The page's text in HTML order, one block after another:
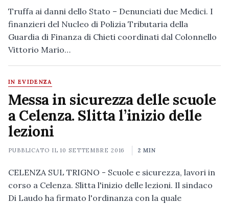
Truffa ai danni dello Stato – Denunciati due Medici. I
finanzieri del Nucleo di Polizia Tributaria della
Guardia di Finanza di Chieti coordinati dal Colonnello
Vittorio Mario…
IN EVIDENZA
Messa in sicurezza delle scuole
a Celenza. Slitta l’inizio delle
lezioni
PUBBLICATO IL10 SETTEMBRE 2016 2 MIN
CELENZA SUL TRIGNO - Scuole e sicurezza, lavori in
corso a Celenza. Slitta l'inizio delle lezioni. Il sindaco
Di Laudo ha firmato l'ordinanza con la quale